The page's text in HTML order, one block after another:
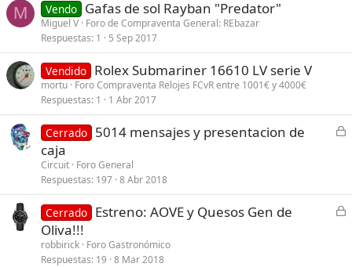
M Vendo Gafas de sol Rayban "Predator"
Miguel V Foro de Compraventa General: REbazar
Respuestas 1 5 Sep 2017
Vendido Rolex Submariner 16610 LV serie V
mortu Foro Compraventa Relojes FCvR entre 1001€ y 4000€
Respuestas 1 1 Abr 2017
C
a
d
Cerrado 5014 mensajes y presentacion de
caja
Circuit Foro General
Respuestas 197 8 Abr 2018
C
Cerrado Estreno: AOVE y Quesos Gen de
Oliva!!!
robbirick Foro Gastronómico
Respuestas 19 8 Mar 2018